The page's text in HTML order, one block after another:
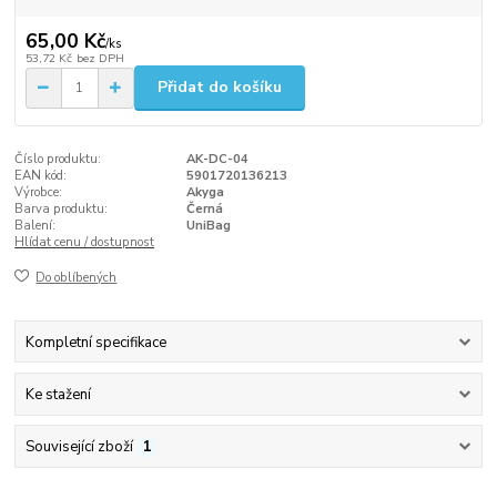
65,00 Kč/ks
53,72 Kč bez DPH
Přidat do košíku
Číslo produktu:
AK-DC-04
EAN kód:
5901720136213
Výrobce:
Akyga
Barva produktu:
Černá
Balení:
UniBag
Hlídat cenu / dostupnost
Do oblíbených
Kompletní specifikace
Ke stažení
Související zboží 1